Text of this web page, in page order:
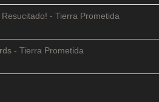
- Tierra Prometida
- Tierra Prometida